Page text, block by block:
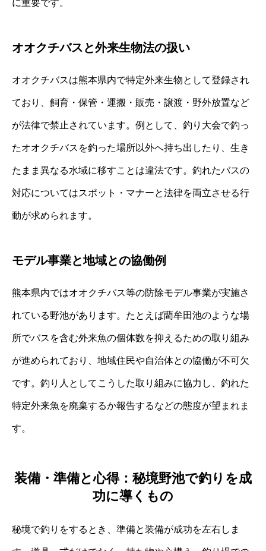
に重要です。
オオクチバスと外来生物法の扱い
オオクチバスは熊本県内で特定外来生物として登録され
ており、飼育・保管・運搬・販売・譲渡・野外放置など
が法律で禁止されています。例として、釣り大会で釣っ
たオオクチバスを釣った場所以外へ持ち出したり、生き
たまま異なる水域に移すことは違法です。釣れたバスの
対応についてはスポット・マナーと法律を両立させる行
動が求められます。
モデル事業と地域との協働例
熊本県内ではオオクチバス等の防除モデル事業が実施さ
れている野池があります。たとえば藺牟田池のような場
所でバスを含む外来魚の個体数を抑えるための取り組み
が進められており、地域住民や自治体との協働が不可欠
です。釣り人としてこうした取り組みに協力し、釣れた
特定外来魚を廃棄するか報告するなどの態度が望まれま
す。
装備・準備と心得：秘境野池で釣りを成
功に導くもの
秘境で釣りをするとき、準備と装備が成功を左右しま